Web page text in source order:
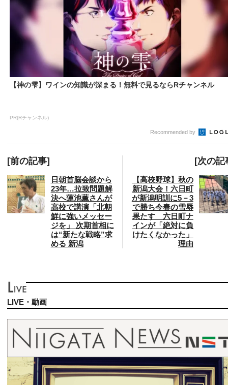
【神の雫】ワインの知識が深まる！無料で見るならRチャンネル
PR(Rチャンネル)
Recommended by
[前の記事]
日朝首脳会談から
23年…拉致問題解
決へ蓮池薫さんが
高校で講演「北朝
鮮に強いメッセー
ジを」 次期首相に
は“新たな戦略”求
める 新潟
[次の記
【高校野球】秋の
新潟大会！六日町
が新潟明訓に5－3
で勝ち今春の雪辱
果たす 六日町ナ
インが「絶対に負
けたくなかった」
理由
LIVE・動画